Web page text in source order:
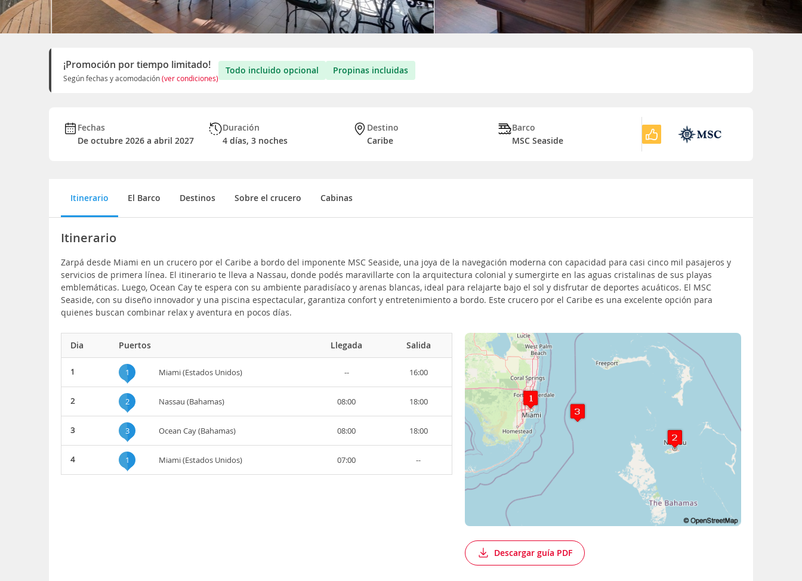
¡Promoción por tiempo limitado!
Según fechas y acomodación(ver condiciones)
Todo incluido opcional Propinas incluidas
Fechas
De octubre 2026 a abril 2027
Duración
4 días, 3 noches
Destino
Caribe
Barco
MSC Seaside
Itinerario El Barco Destinos Sobre el crucero Cabinas
Itinerario
Zarpá desde Miami en un crucero por el Caribe a bordo del imponente MSC Seaside, una joya de la navegación moderna con capacidad para casi cinco mil pasajeros y
servicios de primera línea. El itinerario te lleva a Nassau, donde podés maravillarte con la arquitectura colonial y sumergirte en las aguas cristalinas de sus playas
emblemáticas. Luego, Ocean Cay te espera con su ambiente paradisíaco y arenas blancas, ideal para relajarte bajo el sol y disfrutar de deportes acuáticos. El MSC
Seaside, con su diseño innovador y una piscina espectacular, garantiza confort y entretenimiento a bordo. Este crucero por el Caribe es una excelente opción para
quienes buscan combinar relax y aventura en pocos días.
Descargar guía PDF
Dia Puertos Llegada Salida
1 1 Miami (Estados Unidos) -- 16:00
2 2 Nassau (Bahamas) 08:00 18:00
3 3 Ocean Cay (Bahamas) 08:00 18:00
4 1 Miami (Estados Unidos) 07:00 --